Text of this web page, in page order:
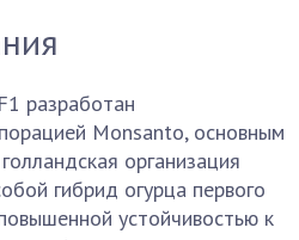
разработан
Monsanto, основным
организация
гибрид огурца первого
устойчивостью к